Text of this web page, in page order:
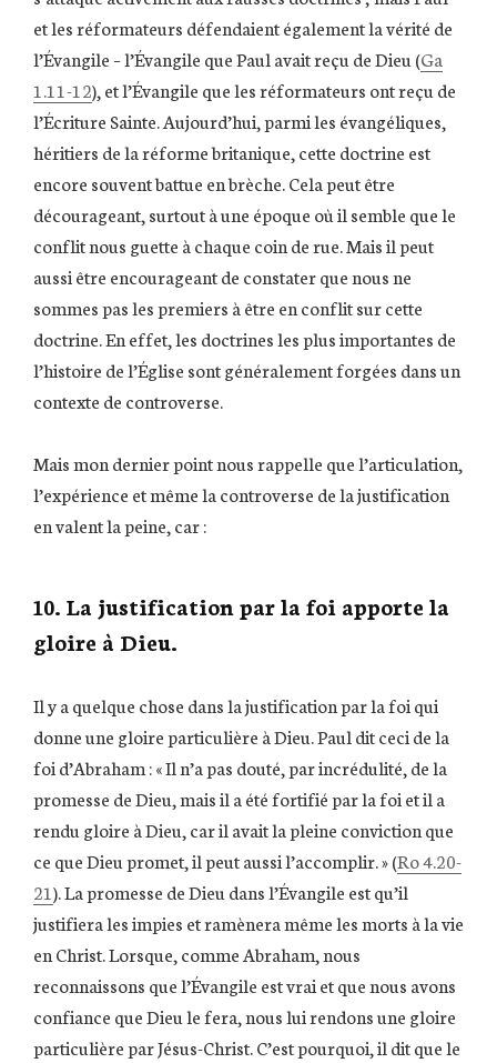
et les réformateurs défendaient également la vérité de
l’Évangile – l’Évangile que Paul avait reçu de Dieu (Ga
1.11-12), et l’Évangile que les réformateurs ont reçu de
l’Écriture Sainte. Aujourd’hui, parmi les évangéliques,
héritiers de la réforme britanique, cette doctrine est
encore souvent battue en brèche. Cela peut être
décourageant, surtout à une époque où il semble que le
conflit nous guette à chaque coin de rue. Mais il peut
aussi être encourageant de constater que nous ne
sommes pas les premiers à être en conflit sur cette
doctrine. En effet, les doctrines les plus importantes de
l’histoire de l’Église sont généralement forgées dans un
contexte de controverse.
Mais mon dernier point nous rappelle que l’articulation,
l’expérience et même la controverse de la justification
en valent la peine, car :
10. La justification par la foi apporte la
gloire à Dieu.
Il y a quelque chose dans la justification par la foi qui
donne une gloire particulière à Dieu. Paul dit ceci de la
foi d’Abraham : « Il n’a pas douté, par incrédulité, de la
promesse de Dieu, mais il a été fortifié par la foi et il a
rendu gloire à Dieu, car il avait la pleine conviction que
ce que Dieu promet, il peut aussi l’accomplir. » (Ro 4.20-
21). La promesse de Dieu dans l’Évangile est qu’il
justifiera les impies et ramènera même les morts à la vie
en Christ. Lorsque, comme Abraham, nous
reconnaissons que l’Évangile est vrai et que nous avons
confiance que Dieu le fera, nous lui rendons une gloire
particulière par Jésus-Christ. C’est pourquoi, il dit que le